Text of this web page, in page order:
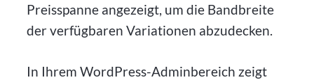
Preisspanne angezeigt, um die Bandbreite
der verfügbaren Variationen abzudecken.
In Ihrem WordPress-Adminbereich zeigt